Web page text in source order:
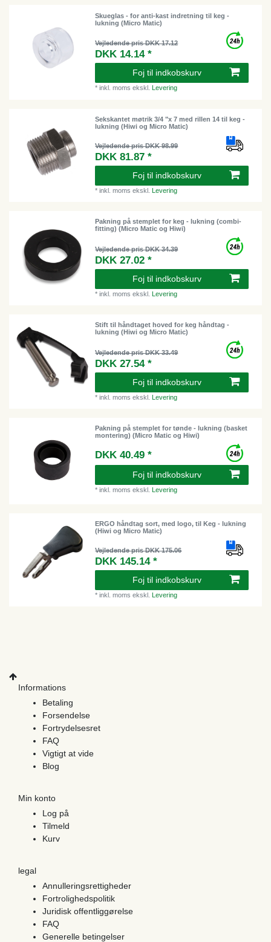
Skueglas - for anti-kast indretning til keg -
lukning (Micro Matic)
Vejledende pris DKK 17.12
DKK 14.14 *
Foj til indkobskurv
*inkl. moms ekskl. Levering
Sekskantet møtrik 3/4 "x 7 med rillen 14 til keg -
lukning (Hiwi og Micro Matic)
Vejledende pris DKK 98.99
DKK 81.87 *
Foj til indkobskurv
*inkl. moms ekskl.Levering
Pakning på stemplet for keg - lukning (combi-
fitting) (Micro Matic og Hiwi)
Vejledende pris DKK 34.39
DKK 27.02 *
Foj til indkobskurv
*inkl. moms ekskl.Levering
Stift til håndtaget hoved for keg håndtag -
lukning (Hiwi og Micro Matic)
Vejledende pris DKK 33.49
DKK 27.54 *
Foj til indkobskurv
*inkl. moms ekskl.Levering
Pakning på stemplet for tønde - lukning (basket
montering) (Micro Matic og Hiwi)
DKK 40.49 *
Foj til indkobskurv
*inkl. moms ekskl.Levering
ERGO håndtag sort, med logo, til Keg - lukning
(Hiwi og Micro Matic)
Vejledende pris DKK 175.06
DKK 145.14 *
Foj til indkobskurv
*inkl. moms ekskl.Levering
Informations
Betaling
Forsendelse
Fortrydelsesret
FAQ
Vigtigt at vide
Blog
Min konto
Log på
Tilmeld
Kurv
legal
Annulleringsrettigheder
Fortrolighedspolitik
Juridisk offentliggørelse
FAQ
Generelle betingelser